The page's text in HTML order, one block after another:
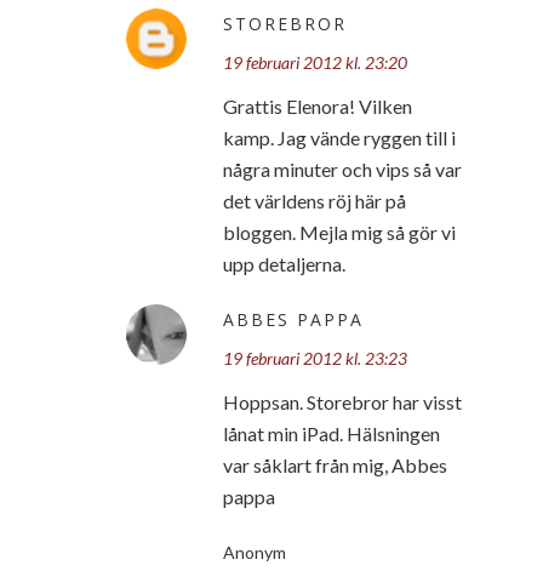
STOREBROR
19 februari 2012 kl. 23:20
Grattis Elenora! Vilken
kamp. Jag vände ryggen till i
några minuter och vips så var
det världens röj här på
bloggen. Mejla mig så gör vi
upp detaljerna.
ABBES PAPPA
19 februari 2012 kl. 23:23
Hoppsan. Storebror har visst
lånat min iPad. Hälsningen
var såklart från mig, Abbes
pappa
Anonym